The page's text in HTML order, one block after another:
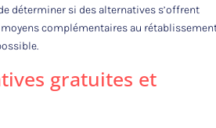
déterminer si des alternatives s’offrent
moyens complémentaires au
gratuites et